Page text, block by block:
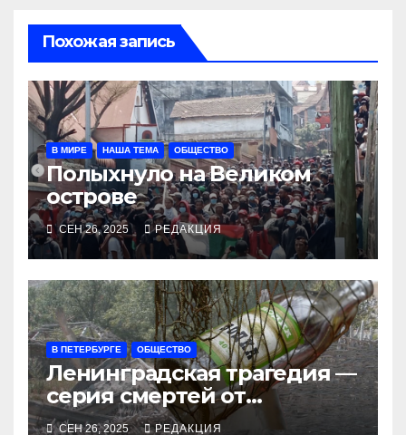
Похожая запись
В МИРЕ НАША ТЕМА ОБЩЕСТВО
Полыхнуло на Великом
острове
СЕН 26, 2025 РЕДАКЦИЯ
В ПЕТЕРБУРГЕ ОБЩЕСТВО
Ленинградская трагедия —
серия смертей от
алкосуррогата
СЕН 26, 2025 РЕДАКЦИЯ